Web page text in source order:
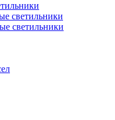
светильники
светильники